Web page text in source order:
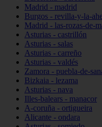
Madrid - madrid
Burgos - revilla-y-la-
Madrid - las-rozas-de-
Asturias - castrillón
Asturias - salas
Asturias - carreño
Asturias - valdés
Zamora - puebla-de-
Bizkaia - lezama
Asturias - nava
Illes-balears - manacor
A-coruña - ortigueira
Alicante - ondara